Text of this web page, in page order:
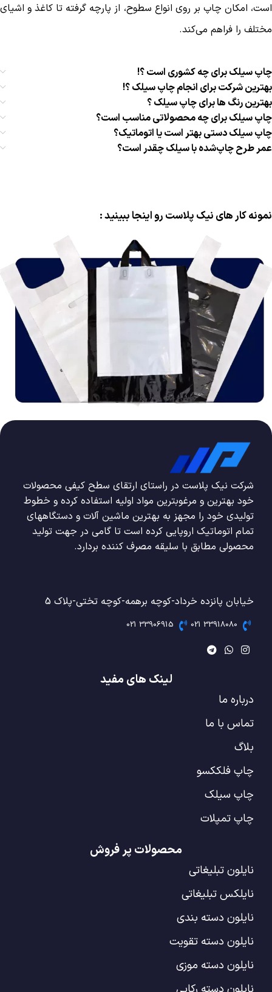
است، امکان چاپ بر روی انواع سطوح، از پارچه گرفته تا کاغذ و اشیای
مختلف را فراهم می‌کند.
چاپ سیلک برای چه کشوری است ؟!
بهترین شرکت برای انجام چاپ سیلک ؟!
بهترین رنگ ها برای چاپ سیلک ؟
چاپ سیلک برای چه محصولاتی مناسب است؟
چاپ سیلک دستی بهتر است یا اتوماتیک؟
عمر طرح چاپ‌شده با سیلک چقدر است؟
نمونه کار های نیک پلاست رو اینجا ببینید :
نایلون و نایلکس خام
شرکت نیک پلاست در راستای ارتقای سطح کیفی محصولات
خود بهترین و مرغوبترین مواد اولیه استفاده کرده و خطوط
تولیدی خود را مجهز به بهترین ماشین آلات و دستگاههای
تمام اتوماتیک اروپایی کرده است تا گامی در جهت تولید
محصولی مطابق با سلیقه مصرف کننده بردارد.
خیابان پانزده خرداد-کوچه برهمه-کوچه تختی-پلاک 5
33918080 021
33906915 021
لینک های مفید
درباره ما
تماس با ما
بلاگ
چاپ فلککسو
چاپ سیلک
چاپ تمپلات
محصولات پر فروش
نایلون تبلیغاتی
نایلکس تبلیغاتی
نایلون دسته بندی
نایلون دسته تقویت
نایلون دسته موزی